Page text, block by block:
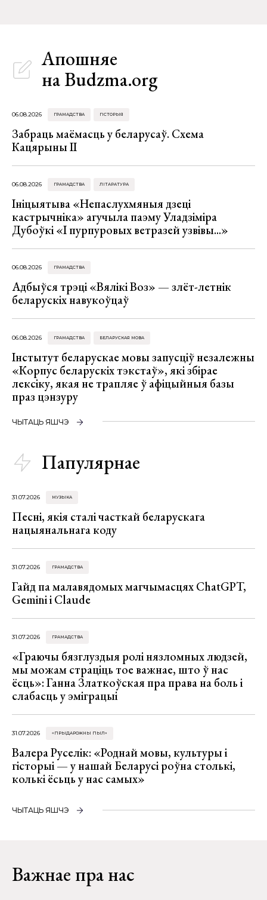
Апошняе
на Budzma.org
06.08.2026 ГРАМАДСТВА ГІСТОРЫЯ
Забраць маёмасць у беларусаў. Схема
Кацярыны ІІ
06.08.2026 ГРАМАДСТВА ЛІТАРАТУРА
Ініцыятыва «Непаслухмяныя дзеці
кастрычніка» агучыла паэму Уладзіміра
Дубоўкі «І пурпуровых ветразей узвівы...»
06.08.2026 ГРАМАДСТВА
Адбыўся трэці «Вялікі Воз» — злёт-летнік
беларускіх навукоўцаў
06.08.2026 ГРАМАДСТВА БЕЛАРУСКАЯ МОВА
Інстытут беларускае мовы запусціў незалежны
«Корпус беларускіх тэкстаў», які збірае
лексіку, якая не трапляе ў афіцыйныя базы
праз цэнзуру
ЧЫТАЦЬ ЯШЧЭ
Папулярнае
31.07.2026 МУЗЫКА
Песні, якія сталі часткай беларускага
нацыянальнага коду
31.07.2026 ГРАМАДСТВА
Гайд па малавядомых магчымасцях ChatGPT,
Gemini і Claude
31.07.2026 ГРАМАДСТВА
«Граючы бязглуздыя ролі нязломных людзей,
мы можам страціць тое важнае, што ў нас
ёсць»: Ганна Златкоўская пра права на боль і
слабасць у эміграцыі
31.07.2026 «ПРЫДАРОЖНЫ ПЫЛ»
Валера Руселік: «Роднай мовы, культуры і
гісторыі — у нашай Беларусі роўна столькі,
колькі ёсьць у нас самых»
ЧЫТАЦЬ ЯШЧЭ
Важнае пра нас